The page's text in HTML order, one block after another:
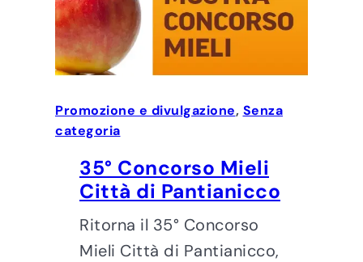
Promozione e divulgazione, Senza
categoria
35° Concorso Mieli
Città di Pantianicco
Ritorna il 35° Concorso
Mieli Città di Pantianicco,